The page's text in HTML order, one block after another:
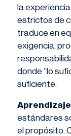
la
estrictos de
traduce en
exigencia,
donde “lo
suficiente.
estándares
el propósito.